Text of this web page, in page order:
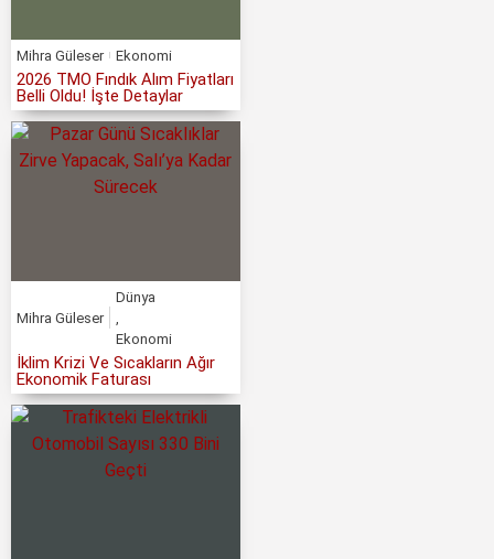
Mihra Güleser Ekonomi
2026 TMO Fındık Alım Fiyatları
Belli Oldu! İşte Detaylar
Mihra Güleser
Dünya
Ekonomi
İklim Krizi Ve Sıcakların Ağır
Ekonomik Faturası